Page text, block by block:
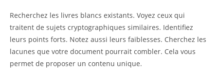
Recherchez les livres blancs existants. Voyez ceux qui
traitent de sujets cryptographiques similaires. Identifiez
leurs points forts. Notez aussi leurs faiblesses. Cherchez les
lacunes que votre document pourrait combler. Cela vous
permet de proposer un contenu unique.